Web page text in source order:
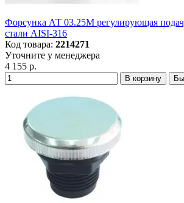
Форсунка АТ 03.25M регулирующая
стали AISI-316
Код товара: 2214271
Уточните у менеджера
4 155 р.
В корзину